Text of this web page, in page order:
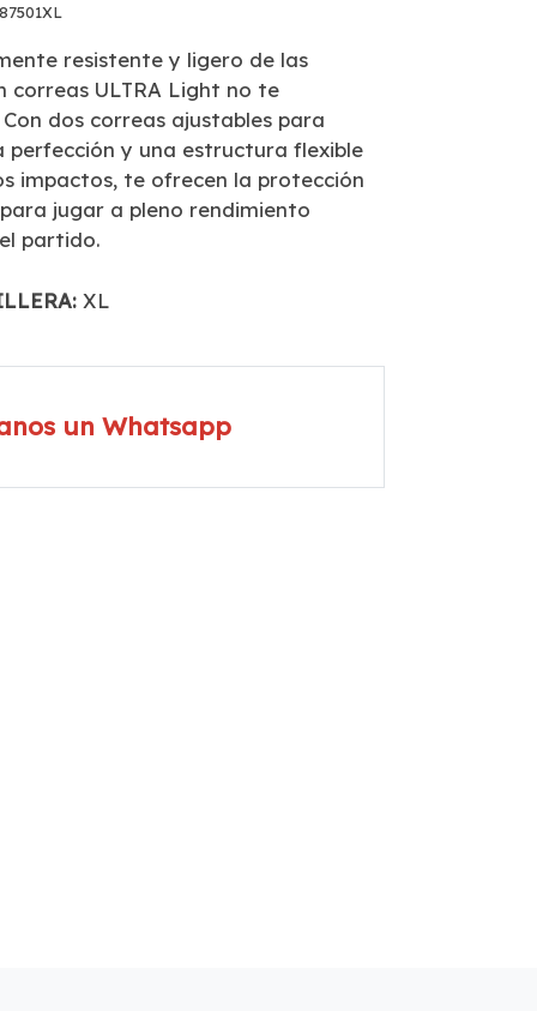
resistente y ligero de las
correas ULTRA Light no te
dos correas ajustables para
perfección y una estructura flexible
impactos, te ofrecen la protección
jugar a pleno rendimiento
partido.
XL
un Whatsapp